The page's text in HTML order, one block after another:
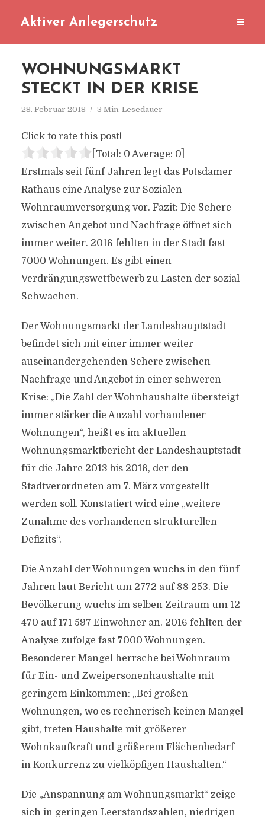
Aktiver Anlegerschutz
WOHNUNGSMARKT
STECKT IN DER KRISE
28. Februar 2018 3 Min. Lesedauer
Click to rate this post!
[Total: 0 Average: 0]
Erstmals seit fünf Jahren legt das Potsdamer
Rathaus eine Analyse zur Sozialen
Wohnraumversorgung vor. Fazit: Die Schere
zwischen Angebot und Nachfrage öffnet sich
immer weiter. 2016 fehlten in der Stadt fast
7000 Wohnungen. Es gibt einen
Verdrängungswettbewerb zu Lasten der sozial
Schwachen.
Der Wohnungsmarkt der Landeshauptstadt
befindet sich mit einer immer weiter
auseinandergehenden Schere zwischen
Nachfrage und Angebot in einer schweren
Krise: „Die Zahl der Wohnhaushalte übersteigt
immer stärker die Anzahl vorhandener
Wohnungen“, heißt es im aktuellen
Wohnungsmarktbericht der Landeshauptstadt
für die Jahre 2013 bis 2016, der den
Stadtverordneten am 7. März vorgestellt
werden soll. Konstatiert wird eine „weitere
Zunahme des vorhandenen strukturellen
Defizits“.
Die Anzahl der Wohnungen wuchs in den fünf
Jahren laut Bericht um 2772 auf 88 253. Die
Bevölkerung wuchs im selben Zeitraum um 12
470 auf 171 597 Einwohner an. 2016 fehlten der
Analyse zufolge fast 7000 Wohnungen.
Besonderer Mangel herrsche bei Wohnraum
für Ein- und Zweipersonenhaushalte mit
geringem Einkommen: „Bei großen
Wohnungen, wo es rechnerisch keinen Mangel
gibt, treten Haushalte mit größerer
Wohnkaufkraft und größerem Flächenbedarf
in Konkurrenz zu vielköpfigen Haushalten.“
Die „Anspannung am Wohnungsmarkt“ zeige
sich in geringen Leerstandszahlen, niedrigen